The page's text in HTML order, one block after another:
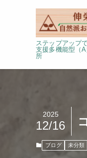
ステップアップ
支援多機能型（
所
2025
12/16
ブログ 未分類